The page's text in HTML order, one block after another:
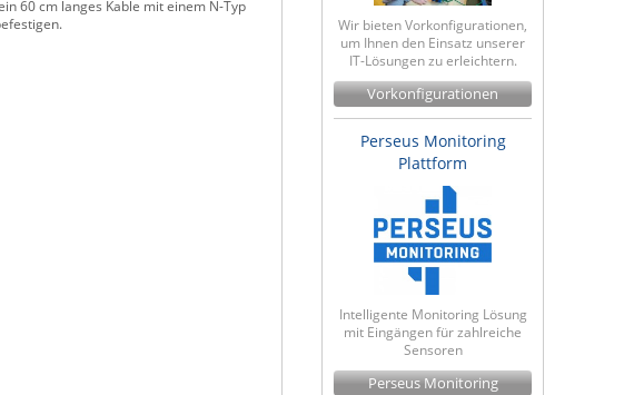
60 cm langes Kable mit einem N-Typ
Wir bieten Vorkonfigurationen,
um Ihnen den Einsatz unserer
IT-Lösungen zu erleichtern.
Vorkonfigurationen
Perseus Monitoring
Plattform
Intelligente Monitoring Lösung
mit Eingängen für zahlreiche
Sensoren
Perseus Monitoring